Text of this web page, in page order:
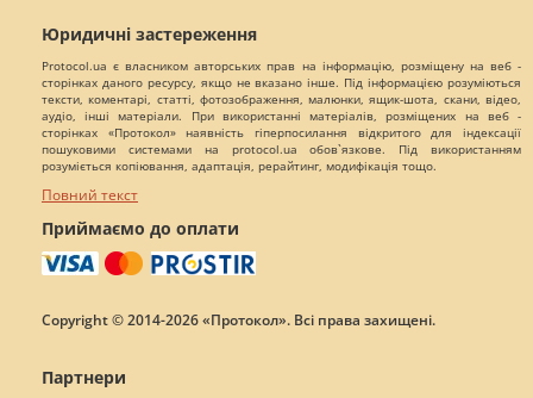
Юридичні застереження
Protocol.ua є власником авторських прав на інформацію, розміщену на веб -
сторінках даного ресурсу, якщо не вказано інше. Під інформацією розуміються
тексти, коментарі, статті, фотозображення, малюнки, ящик-шота, скани, відео,
аудіо, інші матеріали. При використанні матеріалів, розміщених на веб -
сторінках «Протокол» наявність гіперпосилання відкритого для індексації
пошуковими системами на protocol.ua обов`язкове. Під використанням
розуміється копіювання, адаптація, рерайтинг, модифікація тощо.
Повний текст
Приймаємо до оплати
Copyright © 2014-2026 «Протокол». Всі права захищені.
Партнери